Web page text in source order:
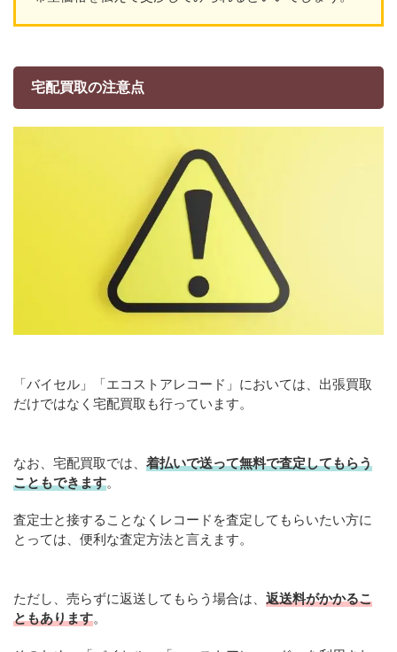
宅配買取の注意点
「バイセル」「エコストアレコード」においては、出張買取
だけではなく宅配買取も行っています。
なお、宅配買取では、 着払いで送って無料で査定してもらう
こともできます。
査定士と接することなくレコードを査定してもらいたい方に
とっては、便利な査定方法と言えます。
ただし、売らずに返送してもらう場合は、 返送料がかかるこ
ともあります。